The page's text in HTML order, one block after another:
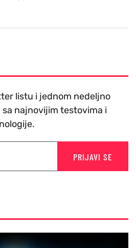
listu i jednom nedeljno
najnovijim testovima i
PRIJAVI SE